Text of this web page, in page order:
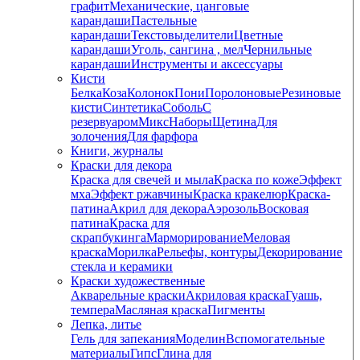
графитМеханические, цанговые
карандашиПастельные
карандашиТекстовыделителиЦветные
карандашиУголь, сангина , мелЧернильные
карандашиИнструменты и аксессуары
Кисти
БелкаКозаКолонокПониПоролоновыеРезиновые
кистиСинтетикаСобольС
резервуаромМиксНаборыЩетинаДля
золоченияДля фарфора
Книги, журналы
Краски для декора
Краска для свечей и мылаКраска по кожеЭффект
мхаЭффект ржавчиныКраска кракелюрКраска-
патинаАкрил для декораАэрозольВосковая
патинаКраска для
скрапбукингаМарморированиеМеловая
краскаМорилкаРельефы, контурыДекорирование
стекла и керамики
Краски художественные
Акварельные краскиАкриловая краскаГуашь,
темпераМасляная краскаПигменты
Лепка, литье
Гель для запеканияМоделинВспомогательные
материалыГипсГлина для